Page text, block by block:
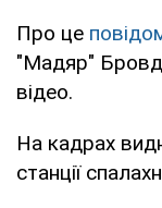
Про це
"Мадяр"
відео.
На кадрах
станції